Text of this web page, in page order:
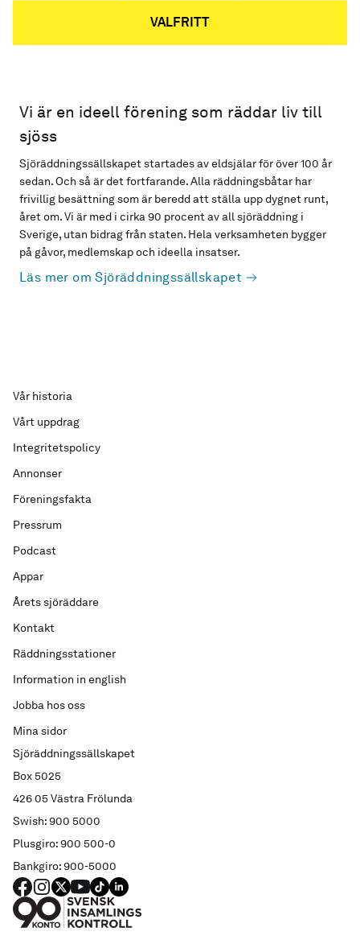
VALFRITT
Vi är en ideell förening som räddar liv till
sjöss
Sjöräddningssällskapet startades av eldsjälar för över 100 år
sedan. Och så är det fortfarande. Alla räddningsbåtar har
frivillig besättning som är beredd att ställa upp dygnet runt,
året om. Vi är med i cirka 90 procent av all sjöräddning i
Sverige, utan bidrag från staten. Hela verksamheten bygger
på gåvor, medlemskap och ideella insatser.
Läs mer om Sjöräddningssällskapet
Sjöräddningssällskapet
Box 5025
426 05 Västra Frölunda
Swish: 900 5000
Plusgiro: 900 500-0
Bankgiro: 900-5000
Vår historia
Vårt uppdrag
Integritetspolicy
Annonser
Föreningsfakta
Pressrum
Podcast
Appar
Årets sjöräddare
Kontakt
Räddningsstationer
Information in english
Jobba hos oss
Mina sidor
FACEBOOK
Instagram
X YouTube
TIKTOKLINKED IN